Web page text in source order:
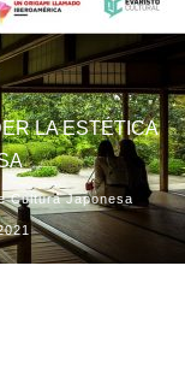
LA ESTÉTICA
Cultura Japonesa